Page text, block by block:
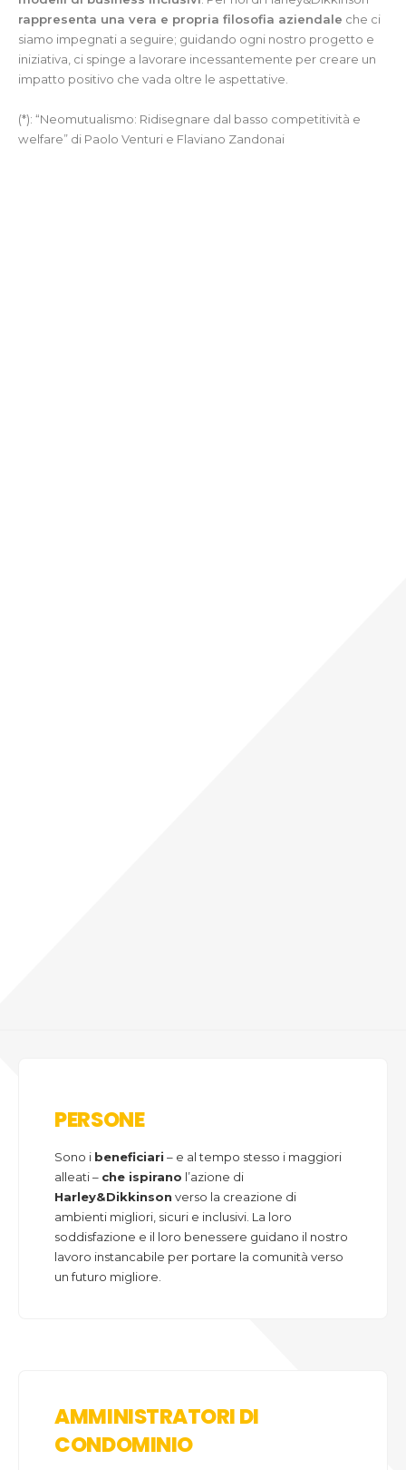
rappresenta una vera e propria filosofia aziendale che ci
siamo impegnati a seguire; guidando ogni nostro progetto e
iniziativa, ci spinge a lavorare incessantemente per creare un
impatto positivo che vada oltre le aspettative.
(*): “Neomutualismo: Ridisegnare dal basso competitività e
welfare” di Paolo Venturi e Flaviano Zandonai
PERSONE
Sono i beneficiari – e al tempo stesso i maggiori
alleati – che ispirano l’azione di
Harley&Dikkinson verso la creazione di
ambienti migliori, sicuri e inclusivi. La loro
soddisfazione e il loro benessere guidano il nostro
lavoro instancabile per portare la comunità verso
un futuro migliore.
AMMINISTRATORI DI
CONDOMINIO